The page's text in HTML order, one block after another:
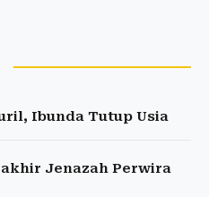
Ibunda Tutup Usia
Jenazah Perwira